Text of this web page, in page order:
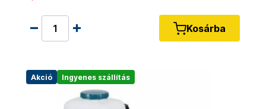
Kosárba
Akció Ingyenes szállítás